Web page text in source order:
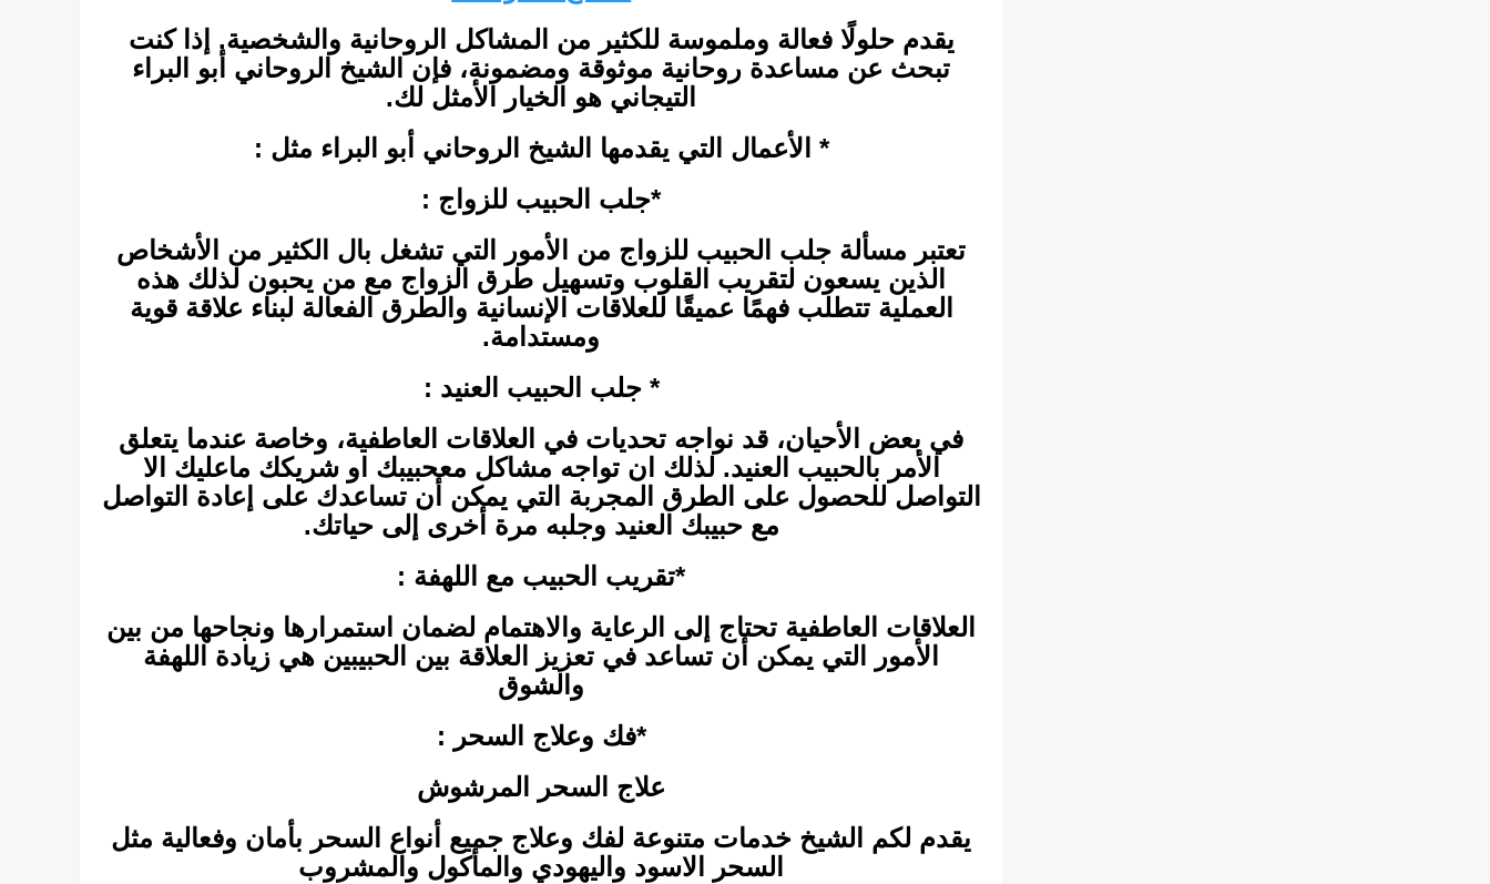
يقدم حلولًا فعالة وملموسة للكثير من المشاكل الروحانية والشخصية. إذا كنت
تبحث عن مساعدة روحانية موثوقة ومضمونة، فإن الشيخ الروحاني أبو البراء
التيجاني هو الخيار الأمثل لك.
* الأعمال التي يقدمها الشيخ الروحاني أبو البراء مثل :
*جلب الحبيب للزواج :
تعتبر مسألة جلب الحبيب للزواج من الأمور التي تشغل بال الكثير من الأشخاص
الذين يسعون لتقريب القلوب وتسهيل طرق الزواج مع من يحبون لذلك هذه
العملية تتطلب فهمًا عميقًا للعلاقات الإنسانية والطرق الفعالة لبناء علاقة قوية
ومستدامة.
* جلب الحبيب العنيد :
في بعض الأحيان، قد نواجه تحديات في العلاقات العاطفية، وخاصة عندما يتعلق
الأمر بالحبيب العنيد. لذلك ان تواجه مشاكل معحبيبك او شريكك ماعليك الا
التواصل للحصول على الطرق المجربة التي يمكن أن تساعدك على إعادة التواصل
مع حبيبك العنيد وجلبه مرة أخرى إلى حياتك.
*تقريب الحبيب مع اللهفة :
العلاقات العاطفية تحتاج إلى الرعاية والاهتمام لضمان استمرارها ونجاحها من بين
الأمور التي يمكن أن تساعد في تعزيز العلاقة بين الحبيبين هي زيادة اللهفة
والشوق
*فك وعلاج السحر :
علاج السحر المرشوش
يقدم لكم الشيخ خدمات متنوعة لفك وعلاج جميع أنواع السحر بأمان وفعالية مثل
السحر الاسود واليهودي والمأكول والمشروب